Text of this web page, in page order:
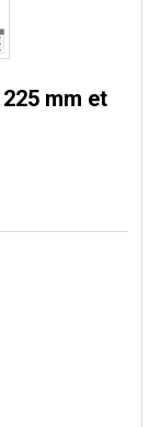
mm et